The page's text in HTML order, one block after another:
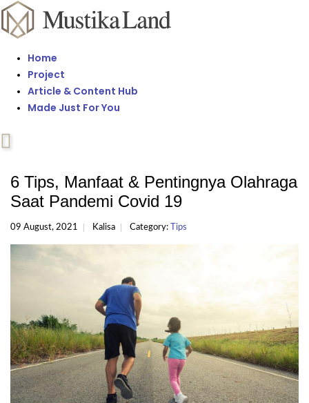
Home
Project
Article & Content Hub
Made Just For You
6 Tips, Manfaat & Pentingnya Olahraga
Saat Pandemi Covid 19
09 August, 2021 Kalisa Category: Tips